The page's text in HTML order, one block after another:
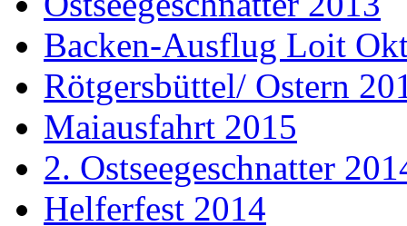
Backen-Ausflug Loit
Rötgersbüttel/ Ostern
Maiausfahrt 2015
2. Ostseegeschnatter
Helferfest 2014